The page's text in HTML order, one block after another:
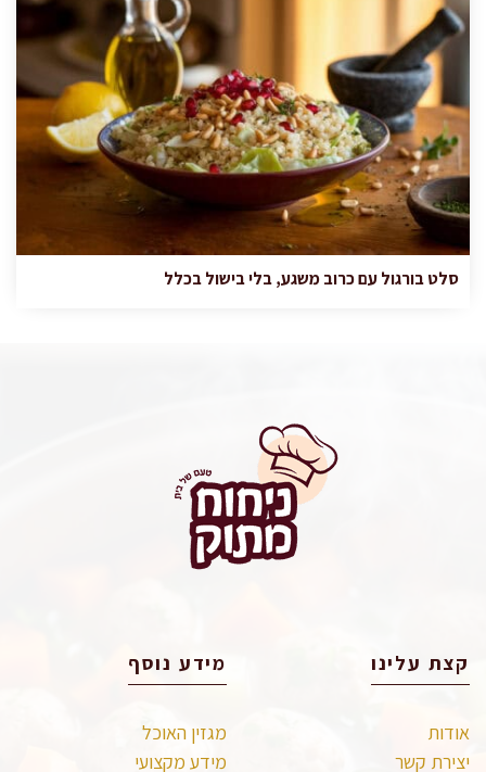
סלט בורגול עם כרוב משגע, בלי בישול בכלל
קצת עלינו
אודות
יצירת קשר
מידע נוסף
מגזין האוכל
מידע מקצועי